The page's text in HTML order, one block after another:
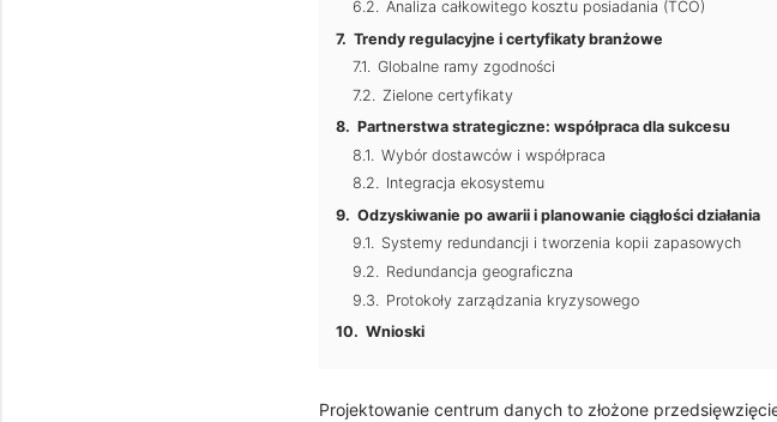
Analiza całkowitego kosztu posiadania (TCO)
Trendy regulacyjne i certyfikaty branżowe
Globalne ramy zgodności
Zielone certyfikaty
Partnerstwa strategiczne: współpraca dla sukcesu
Wybór dostawców i współpraca
Integracja ekosystemu
Odzyskiwanie po awarii i planowanie ciągłości działania
Systemy redundancji i tworzenia kopii zapasowych
Redundancja geograficzna
Protokoły zarządzania kryzysowego
Wnioski
Projektowanie centrum danych to złożone